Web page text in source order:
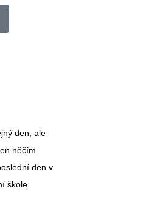
den, ale
něčím
den v
škole.